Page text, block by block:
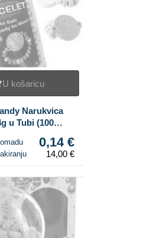
U košaricu
Narukvica
u Tubi (100
0,14 €
14,00 €